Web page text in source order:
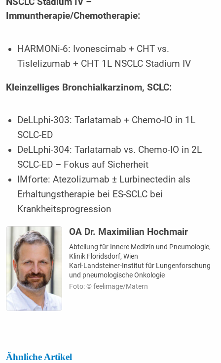
Immuntherapie/Chemotherapie:
HARMONi-6: Ivonescimab + CHT vs.
Tislelizumab + CHT 1L NSCLC Stadium IV
Kleinzelliges Bronchialkarzinom, SCLC:
DeLLphi-303: Tarlatamab + Chemo-IO in 1L
SCLC-ED
DeLLphi-304: Tarlatamab vs. Chemo-IO in 2L
SCLC-ED – Fokus auf Sicherheit
IMforte: Atezolizumab ± Lurbinectedin als
Erhaltungstherapie bei ES-SCLC bei
Krankheitsprogression
OA Dr. Maximilian Hochmair
Abteilung für Innere Medizin und Pneumologie,
Klinik Floridsdorf, Wien
Karl-Landsteiner-Institut für Lungenforschung
und pneumologische Onkologie
Foto: © feelimage/Matern
Ähnliche Artikel